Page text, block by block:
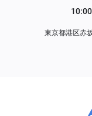
東京都港区赤